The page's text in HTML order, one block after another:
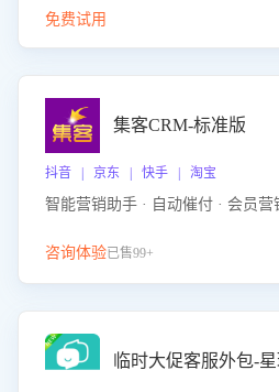
免费试用
集客CRM-标准版
抖音 | 京东 | 快手 | 淘宝
智能营销助手 · 自动催付 · 会员营
咨询体验已售99+
临时大促客服外包-